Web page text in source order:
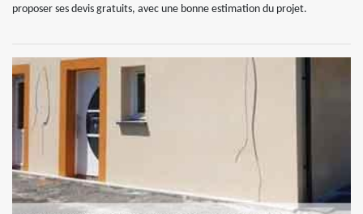
proposer ses devis gratuits, avec une bonne estimation du projet.